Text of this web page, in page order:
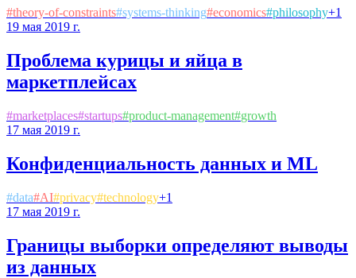
#theory-of-constraints#systems-thinking#economics#philosophy+1
19 мая 2019 г.
Проблема курицы и яйца в
маркетплейсах
#marketplaces#startups#product-management#growth
17 мая 2019 г.
Конфиденциальность данных и ML
#data#AI#privacy#technology+1
17 мая 2019 г.
Границы выборки определяют выводы
из данных